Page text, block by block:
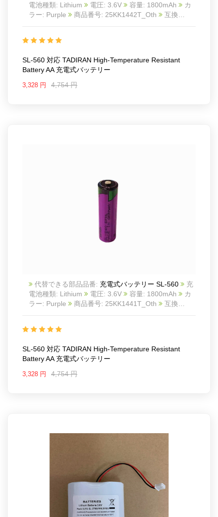
電池種類: Lithium
電圧: 3.6V 容量: 1800mAh
カ
ラー: Purple
商品番号: 25KK1442T_Oth
互換
battery Number of battery cells 1
SL-560 対応 TADIRAN High-Temperature Resistant
Battery AA 充電式バッテリー
3,328 円 4,754 円
代替できる部品品番: 充電式バッテリー SL-560
充
電池種類: Lithium
電圧: 3.6V 容量: 1800mAh
カ
ラー: Purple
商品番号: 25KK1441T_Oth
互換
battery Number of battery cells 1
SL-560 対応 TADIRAN High-Temperature Resistant
Battery AA 充電式バッテリー
3,328 円 4,754 円